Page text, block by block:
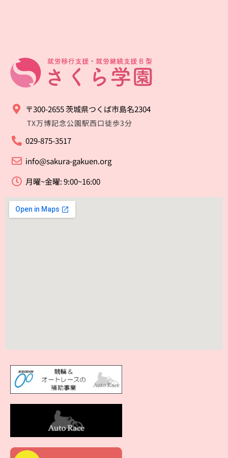
〒300-2655 茨城県つくば市島名2304
TX万博記念公園駅西口徒歩3分
029-875-3517
info@sakura-gakuen.org
月曜~金曜: 9:00~16:00